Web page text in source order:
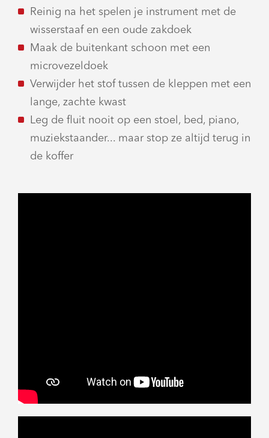
Reinig na het spelen je instrument met de
wisserstaaf en een oude zakdoek
Maak de buitenkant schoon met een
microvezeldoek
Verwijder het stof tussen de kleppen met een
lange, zachte kwast
Leg de fluit nooit op een stoel, bed, piano,
muziekstaander... maar stop ze altijd terug in
de koffer